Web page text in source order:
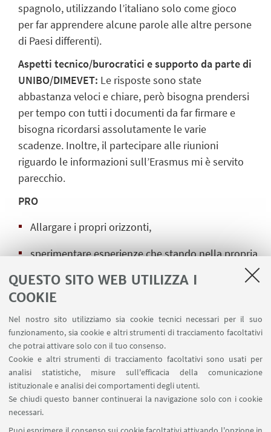
QUESTO SITO WEB UTILIZZA I
COOKIE
Nel nostro sito utilizziamo sia cookie tecnici necessari per il suo
funzionamento, sia cookie e altri strumenti di tracciamento facoltativi
che potrai attivare solo con il tuo consenso.
Cookie e altri strumenti di tracciamento facoltativi sono usati per
analisi statistiche, misure sull'efficacia della comunicazione
istituzionale e analisi dei comportamenti degli utenti.
Se chiudi questo banner continuerai la navigazione solo con i cookie
necessari.
spagnolo, utilizzando l’italiano solo come gioco
per far apprendere alcune parole alle altre persone
di Paesi differenti).
Aspetti tecnico/burocratici e supporto da parte di
UNIBO/DIMEVET: Le risposte sono state
abbastanza veloci e chiare, però bisogna prendersi
per tempo con tutti i documenti da far firmare e
bisogna ricordarsi assolutamente le varie
scadenze. Inoltre, il partecipare alle riunioni
riguardo le informazioni sull’Erasmus mi è servito
parecchio.
PRO
Allargare i propri orizzonti,
sperimentare esperienze che stando nella propria
comfort zone non si avrebbero mai sperimentato,
apprendere una nuova lingua e implementare
l’inglese,
conoscere un’infinità di nuove persone (o almeno
averne la possibilità),
fare molta pratica all’Università,
vivere in un altro Paese conoscendone la cultura.